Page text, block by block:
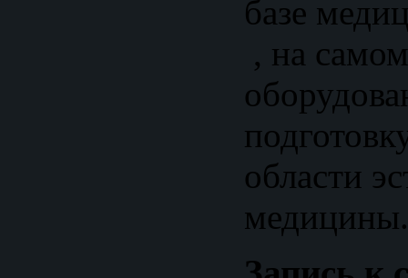
базе
, на
области
медицины.